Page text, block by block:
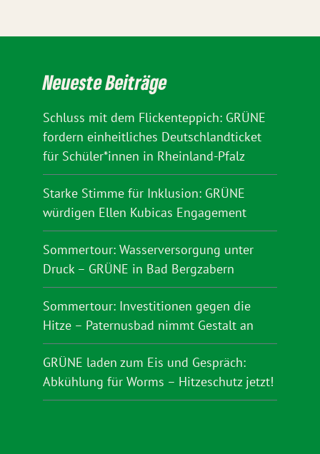
Neueste Beiträge
Schluss mit dem Flickenteppich: GRÜNE
fordern einheitliches Deutschlandticket
für Schüler*innen in Rheinland-Pfalz
Starke Stimme für Inklusion: GRÜNE
würdigen Ellen Kubicas Engagement
Sommertour: Wasserversorgung unter
Druck – GRÜNE in Bad Bergzabern
Sommertour: Investitionen gegen die
Hitze – Paternusbad nimmt Gestalt an
GRÜNE laden zum Eis und Gespräch:
Abkühlung für Worms – Hitzeschutz jetzt!